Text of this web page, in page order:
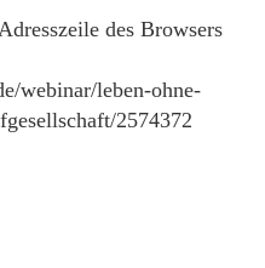
des Browsers
webinar/leben-ohne-
2574372